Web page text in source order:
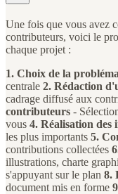
Une fois que vous avez
contributeurs, voici le
chaque projet :
1. Choix de la
centrale 2. Rédaction
cadrage diffusé aux
contributeurs -
vous 4. Réalisation des
les plus importants 5.
contributions collectées
illustrations, charte
s'appuyant sur le plan 8.
document mis en forme